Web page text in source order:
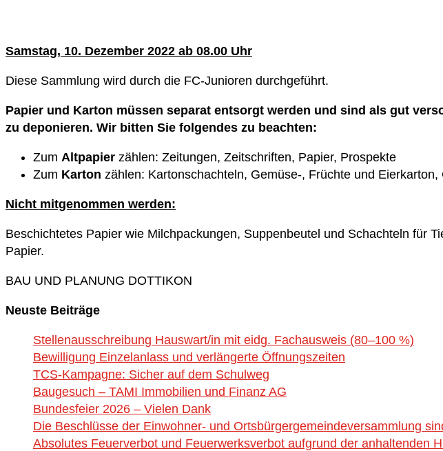
Samstag, 10. Dezember 2022 ab 08.00 Uhr
Diese Sammlung wird durch die FC-Junioren durchgeführt.
Papier und Karton müssen separat entsorgt werden und sind als gut
zu deponieren. Wir bitten Sie folgendes zu beachten:
Zum Altpapier zählen: Zeitungen, Zeitschriften, Papier, Prospekte
Zum Karton zählen: Kartonschachteln, Gemüse-, Früchte und
Nicht mitgenommen werden:
Beschichtetes Papier wie Milchpackungen, Suppenbeutel und Schachteln für
Papier.
BAU UND PLANUNG DOTTIKON
Neuste Beiträge
Stellenausschreibung Hauswart/in mit eidg. Fachausweis (80–100 %)
Bewilligung Einzelanlass und verlängerte Öffnungszeiten
TCS-Kampagne: Sicher auf dem Schulweg
Baugesuch – TAMI Immobilien und Finanz AG
Bundesfeier 2026 – Vielen Dank
Die Beschlüsse der Einwohner- und Ortsbürgergemeindeversammlung
Absolutes Feuerverbot und Feuerwerksverbot aufgrund der anhaltenden